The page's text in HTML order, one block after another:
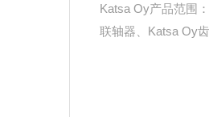
Katsa Oy产品范围
联轴器、Katsa Oy